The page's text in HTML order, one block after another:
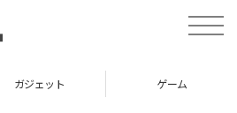
t
o
ガジェット ゲーム